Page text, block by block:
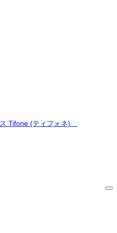
Tifone (ティフォネ)